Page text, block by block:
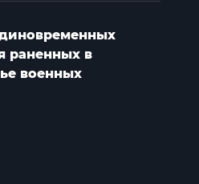
раненных в
военных